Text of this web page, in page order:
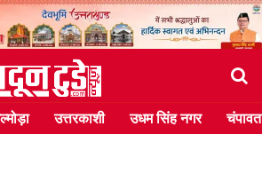
उत्तरकाशी उधम सिंह नगर चंपावत